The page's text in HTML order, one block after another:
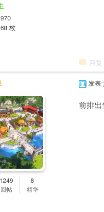
970
68 枚
回复
1249
回帖
8
精华
发表
前排